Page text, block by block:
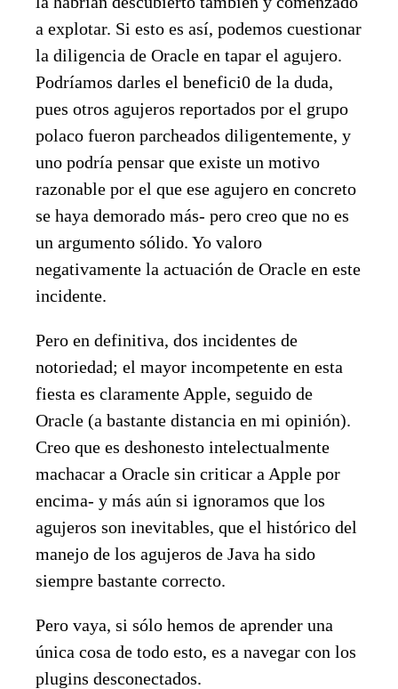
a explotar. Si esto es así, podemos cuestionar
la diligencia de Oracle en tapar el agujero.
Podríamos darles el benefici0 de la duda,
pues otros agujeros reportados por el grupo
polaco fueron parcheados diligentemente, y
uno podría pensar que existe un motivo
razonable por el que ese agujero en concreto
se haya demorado más- pero creo que no es
un argumento sólido. Yo valoro
negativamente la actuación de Oracle en este
incidente.
Pero en definitiva, dos incidentes de
notoriedad; el mayor incompetente en esta
fiesta es claramente Apple, seguido de
Oracle (a bastante distancia en mi opinión).
Creo que es deshonesto intelectualmente
machacar a Oracle sin criticar a Apple por
encima- y más aún si ignoramos que los
agujeros son inevitables, que el histórico del
manejo de los agujeros de Java ha sido
siempre bastante correcto.
Pero vaya, si sólo hemos de aprender una
única cosa de todo esto, es a navegar con los
plugins desconectados.